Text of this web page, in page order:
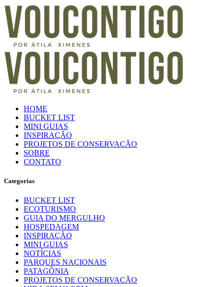
HOME
BUCKET LIST
MINI GUIAS
INSPIRAÇÃO
PROJETOS DE CONSERVAÇÃO
SOBRE
CONTATO
Categorias
BUCKET LIST
ECOTURISMO
GUIA DO MERGULHO
HOSPEDAGEM
INSPIRAÇÃO
MINI GUIAS
NOTÍCIAS
PARQUES NACIONAIS
PATAGÔNIA
PROJETOS DE CONSERVAÇÃO